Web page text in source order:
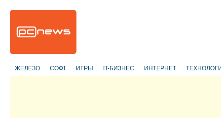
ЖЕЛЕЗО СОФТ ИГРЫ IT-БИЗНЕС ИНТЕРНЕТ